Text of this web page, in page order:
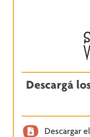
Descargá
Descargar